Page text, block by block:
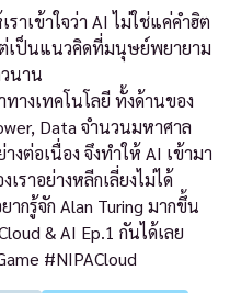
ราเข้าใจว่า AI ไม่ใช่แค่คำฮิต
เป็นแนวคิดที่มนุษย์พยายาม
นาน
างเทคโนโลยี ทั้งด้านของ
Data จำนวนมหาศาล
ต่อเนื่อง จึงทำให้ AI เข้ามา
ราอย่างหลีกเลี่ยงไม่ได้
กรู้จัก Alan Turing มากขึ้น
& AI Ep.1 กันได้เลย
#NIPACloud